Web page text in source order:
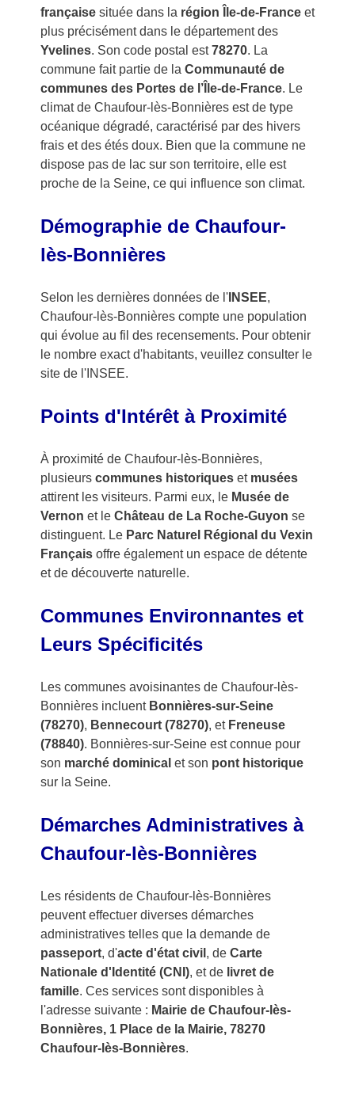
françaisesituée dans la région Île-de-Franceet
plus précisément dans le département des
Yvelines. Son code postal est78270. La
commune fait partie de la Communauté de
communes des Portes de l’Île-de-France. Le
climat de Chaufour-lès-Bonnières est de type
océanique dégradé, caractérisé par des hivers
frais et des étés doux. Bien que la commune ne
dispose pas de lac sur son territoire, elle est
proche de la Seine, ce qui influence son climat.
Démographie de Chaufour-
lès-Bonnières
Selon les dernières données de l'INSEE,
Chaufour-lès-Bonnières compte une population
qui évolue au fil des recensements. Pour obtenir
le nombre exact d'habitants, veuillez consulter le
site de l'INSEE.
Points d'Intérêt à Proximité
À proximité de Chaufour-lès-Bonnières,
plusieurs communes historiqueset musées
attirent les visiteurs. Parmi eux, le Musée de
Vernon et le Château de La Roche-Guyon se
distinguent. Le Parc Naturel Régional du Vexin
Françaisoffre également un espace de détente
et de découverte naturelle.
Communes Environnantes et
Leurs Spécificités
Les communes avoisinantes de Chaufour-lès-
Bonnières incluent Bonnières-sur-Seine
(78270), Bennecourt (78270), et Freneuse
(78840). Bonnières-sur-Seine est connue pour
son marché dominical et son pont historique
sur la Seine.
Démarches Administratives à
Chaufour-lès-Bonnières
Les résidents de Chaufour-lès-Bonnières
peuvent effectuer diverses démarches
administratives telles que la demande de
passeport, d'acte d'état civil , de Carte
Nationale d'Identité (CNI), et de livret de
famille. Ces services sont disponibles à
l'adresse suivante : Mairie de Chaufour-lès-
Bonnières, 1 Place de la Mairie, 78270
Chaufour-lès-Bonnières.